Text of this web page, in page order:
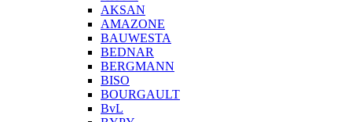
AKSAN
AMAZONE
BAUWESTA
BEDNAR
BERGMANN
BISO
BOURGAULT
BvL